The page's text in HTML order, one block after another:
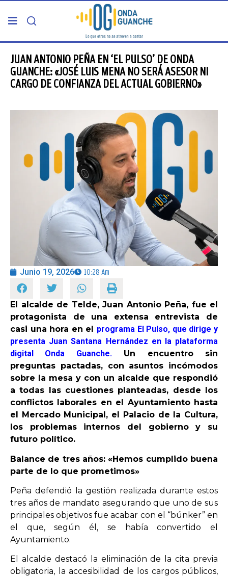
PORTADA
TELDE
GRAN CANARIA
CANARIAS
5ª COLUMNA
CARTAS DEL DIRECTOR
ENTREVISTAS
OPINIÓN
PROGRAMAS
JUAN ANTONIO PEÑA EN ‘EL PULSO’ DE ONDA
GUANCHE: «JOSÉ LUIS MENA NO SERÁ ASESOR NI
CARGO DE CONFIANZA DEL ACTUAL GOBIERNO»
Junio 19, 2026 10:28 Am
El alcalde de Telde, Juan Antonio Peña, fue el
protagonista de una extensa entrevista de
casi una hora en el programa El Pulso, que dirige y
presenta Juan Santana Hernández en la plataforma
digital Onda Guanche.Un encuentro sin
preguntas pactadas, con asuntos incómodos
sobre la mesa y con un alcalde que respondió
a todas las cuestiones planteadas, desde los
conflictos laborales en el Ayuntamiento hasta
el Mercado Municipal, el Palacio de la Cultura,
los problemas internos del gobierno y su
futuro político.
Balance de tres años: «Hemos cumplido buena
parte de lo que prometimos»
Peña defendió la gestión realizada durante estos
tres años de mandato asegurando que uno de sus
principales objetivos fue acabar con el “búnker” en
el que, según él, se había convertido el
Ayuntamiento.
El alcalde destacó la eliminación de la cita previa
obligatoria, la accesibilidad de los cargos públicos,